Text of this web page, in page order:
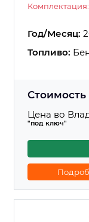
Год/Месяц:
Топливо:
Стоимость
Цена во
"под ключ"